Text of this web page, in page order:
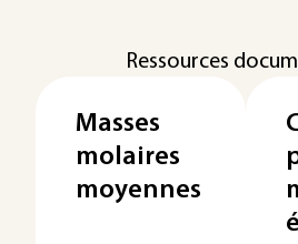
Ressources
Masses
molaires
moyennes